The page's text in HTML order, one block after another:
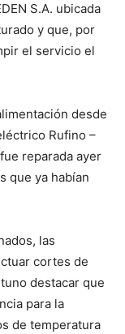
S.A. ubicada
y que, por
el servicio el
desde
Rufino –
reparada ayer
que ya habían
las
cortes de
destacar que
para la
de temperatura